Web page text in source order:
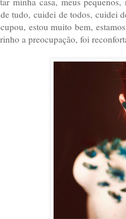
tudo, cuidei de todos, cuidei
estou muito bem,
a preocupação, foi